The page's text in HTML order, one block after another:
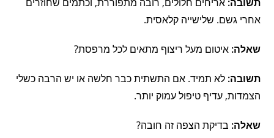
תשובה: אריחים חלולים, רובה מתפוררת, וכתמים שחוזרים
אחרי גשם. שלישייה קלאסית.
שאלה: איטום מעל ריצוף מתאים לכל מרפסת?
תשובה: לא תמיד. אם התשתית כבר חלשה או יש הרבה כשלי
הצמדות, עדיף טיפול עמוק יותר.
שאלה: בדיקת הצפה זה חובה?